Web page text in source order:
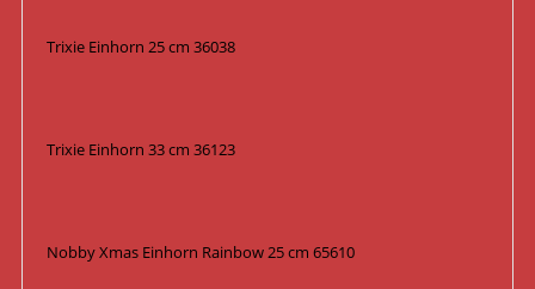
Trixie Einhorn 25 cm 36038
Trixie Einhorn 33 cm 36123
Nobby Xmas Einhorn Rainbow 25 cm 65610